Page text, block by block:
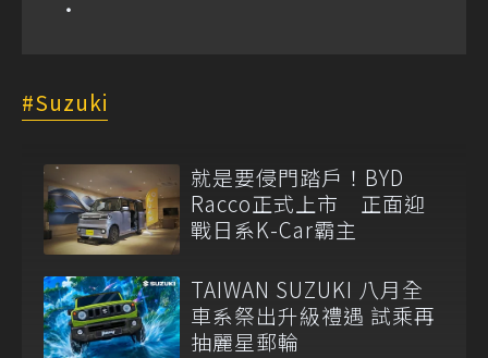
Suzuki
就是要侵門踏戶！BYD
Racco正式上市 正面迎
戰日系K-Car霸主
TAIWAN SUZUKI 八月全
車系祭出升級禮遇 試乘再
抽麗星郵輪